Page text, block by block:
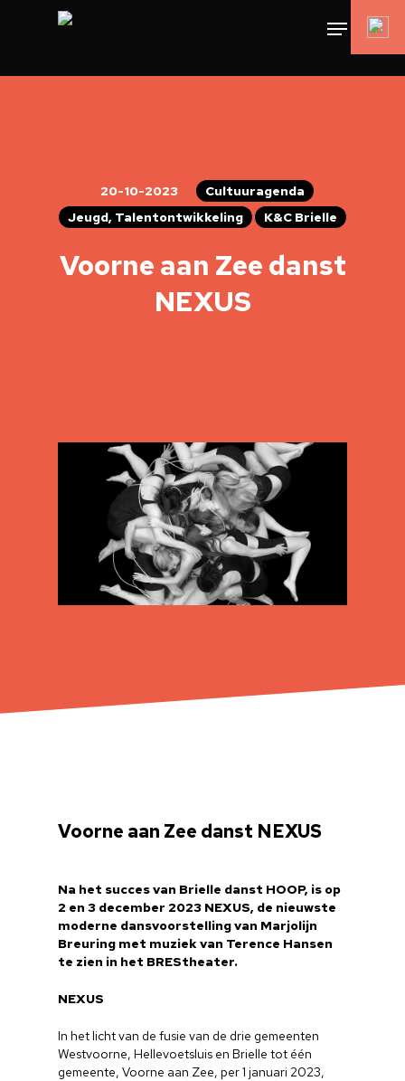
20-10-2023
Cultuuragenda
Jeugd, Talentontwikkeling
K&C Brielle
Voorne aan Zee danst
NEXUS
Voorne aan Zee danst NEXUS
Na het succes van Brielle danst HOOP, is op
2 en 3 december 2023 NEXUS, de nieuwste
moderne dansvoorstelling van Marjolijn
Breuring met muziek van Terence Hansen
te zien in het BREStheater.
NEXUS
In het licht van de fusie van de drie gemeenten
Westvoorne, Hellevoetsluis en Brielle tot één
gemeente, Voorne aan Zee, per 1 januari 2023,